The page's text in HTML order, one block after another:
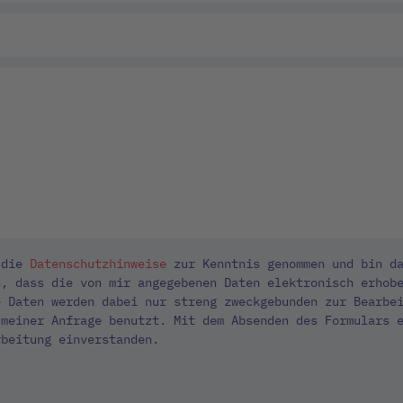
Datenschutzhinweise zur Kenntnis genommen und bin
dass die von mir angegebenen Daten elektronisch
Daten werden dabei nur streng zweckgebunden zur
meiner Anfrage benutzt. Mit dem Absenden des
einverstanden.